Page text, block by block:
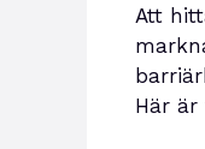
Att
Här är